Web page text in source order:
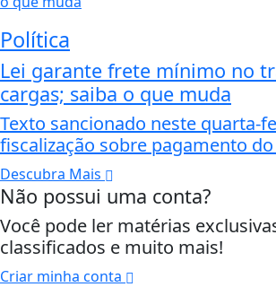
Política
Lei garante frete mínimo no
cargas; saiba o que muda
Texto sancionado neste quarta-
fiscalização sobre pagamento
Descubra Mais
Não possui uma conta?
Você pode ler matérias
classificados e muito mais!
Criar minha conta